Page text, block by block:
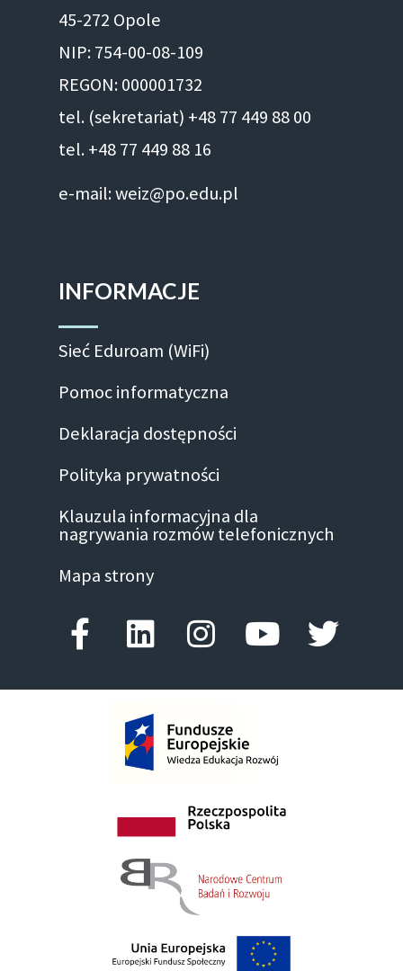
45-272 Opole
NIP: 754-00-08-109
REGON: 000001732
tel. (sekretariat) +48 77 449 88 00
tel. +48 77 449 88 16
e-mail: weiz@po.edu.pl
INFORMACJE
Sieć Eduroam (WiFi)
Pomoc informatyczna
Deklaracja dostępności
Polityka prywatności
Klauzula informacyjna dla
nagrywania rozmów telefonicznych
Mapa strony
Facebook-f
LinkedinInstagram
Youtube